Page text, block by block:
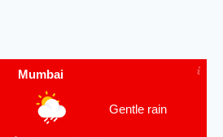
Mumbai
Gentle rain